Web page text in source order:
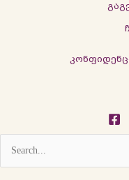
Search
for: